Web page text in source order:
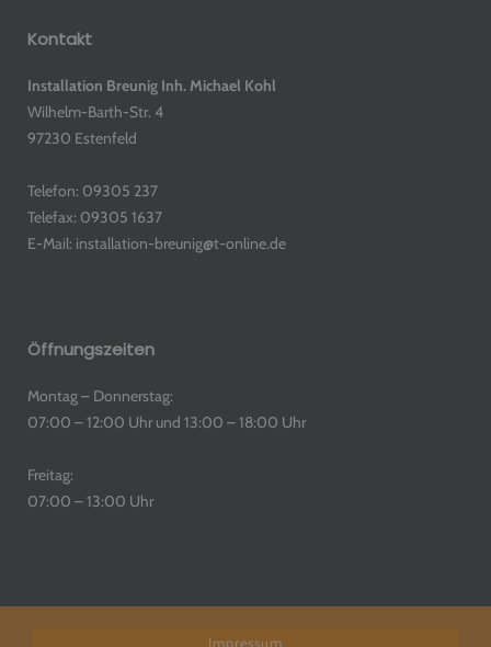
Kontakt
Installation Breunig Inh. Michael Kohl
Wilhelm-Barth-Str. 4
97230 Estenfeld
Telefon: 09305 237
Telefax: 09305 1637
E-Mail: installation-breunig@t-online.de
Öffnungszeiten
Montag – Donnerstag:
07:00 – 12:00 Uhr und 13:00 – 18:00 Uhr
Freitag:
07:00 – 13:00 Uhr
Impressum